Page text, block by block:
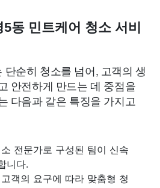
동 민트케어 청소 서비
단순히 청소를 넘어, 고객의 생
안전하게 만드는 데 중점을
다음과 같은 특징을 가지고
전문가로 구성된 팀이 신속
니다.
객의 요구에 따라 맞춤형 청